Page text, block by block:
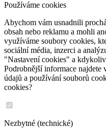
Používáme cookies
Abychom vám usnadnili
obsah nebo reklamu a mohli
využíváme soubory cookies,
sociální média, inzerci a
"Nastavení cookies" a
Podrobnější informace najdete
údajů a používání souborů
cookies?
Nezbytné (technické)